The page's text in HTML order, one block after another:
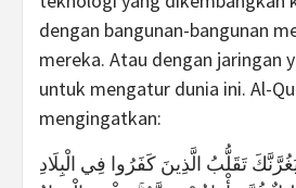
dengan bangunan-bangunan
mereka. Atau dengan jaringan
untuk mengatur dunia ini. Al-
mengingatkan:
تَقَلُّبُ الَّذِينَ كَفَرُوا فِي الْبِلَادِ